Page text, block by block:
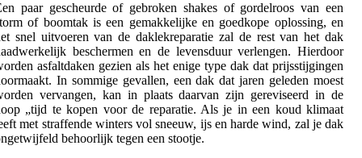
paar gescheurde of gebroken shakes of gordelroos van een
of boomtak is een gemakkelijke en goedkope oplossing, en
snel uitvoeren van de daklekreparatie zal de rest van het dak
beschermen en de levensduur verlengen. Hierdoor
asfaltdaken gezien als het enige type dak dat prijsstijgingen
In sommige gevallen, een dak dat jaren geleden moest
vervangen, kan in plaats daarvan zijn gereviseerd in de
„tijd te kopen voor de reparatie. Als je in een koud klimaat
met straffende winters vol sneeuw, ijs en harde wind, zal je dak
behoorlijk tegen een stootje.